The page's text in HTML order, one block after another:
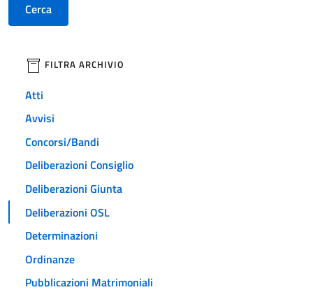
Cerca
filtri da applicare
FILTRA ARCHIVIO
Atti
Avvisi
Concorsi/Bandi
Deliberazioni Consiglio
Deliberazioni Giunta
Deliberazioni OSL
Determinazioni
Ordinanze
Pubblicazioni Matrimoniali